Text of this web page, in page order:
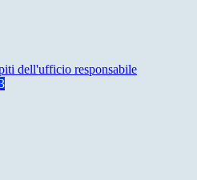
dell'ufficio responsabile